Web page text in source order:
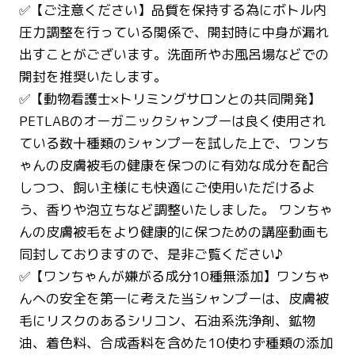
✅【ご注意ください】品質を保持する為にボトル内
圧力調整を行っている関係で、開封時に中身が漏れ
出すことがございます。洗面所やお風呂場などでの
開封を推奨いたします。
✅【動物看護士×トリミングサロンとの共同開発】
PETLABのオーガニックシャンプーは良く使用され
ている数十種類のシャンプーを試した上で、ワンち
ゃんの皮膚被毛の健康を保つのに有効な成分を配合
しつつ、飼い主様にも快適にご使用いただけるよ
う、香りや泡立ちなど調整いたしました。 ワンちゃ
んの皮膚被毛をより健康的に保つための講座動画も
同封しておりますので、是非ご覧ください♪
✅【ワンちゃんが嫌がる成分10種無添加】ワンちゃ
んへの安全を第一に考えた当シャンプーは、皮膚被
毛にリスクのあるシリコン、石油系洗浄剤、鉱物
油、着色料、合成香料を含めた10使わず種類の添加